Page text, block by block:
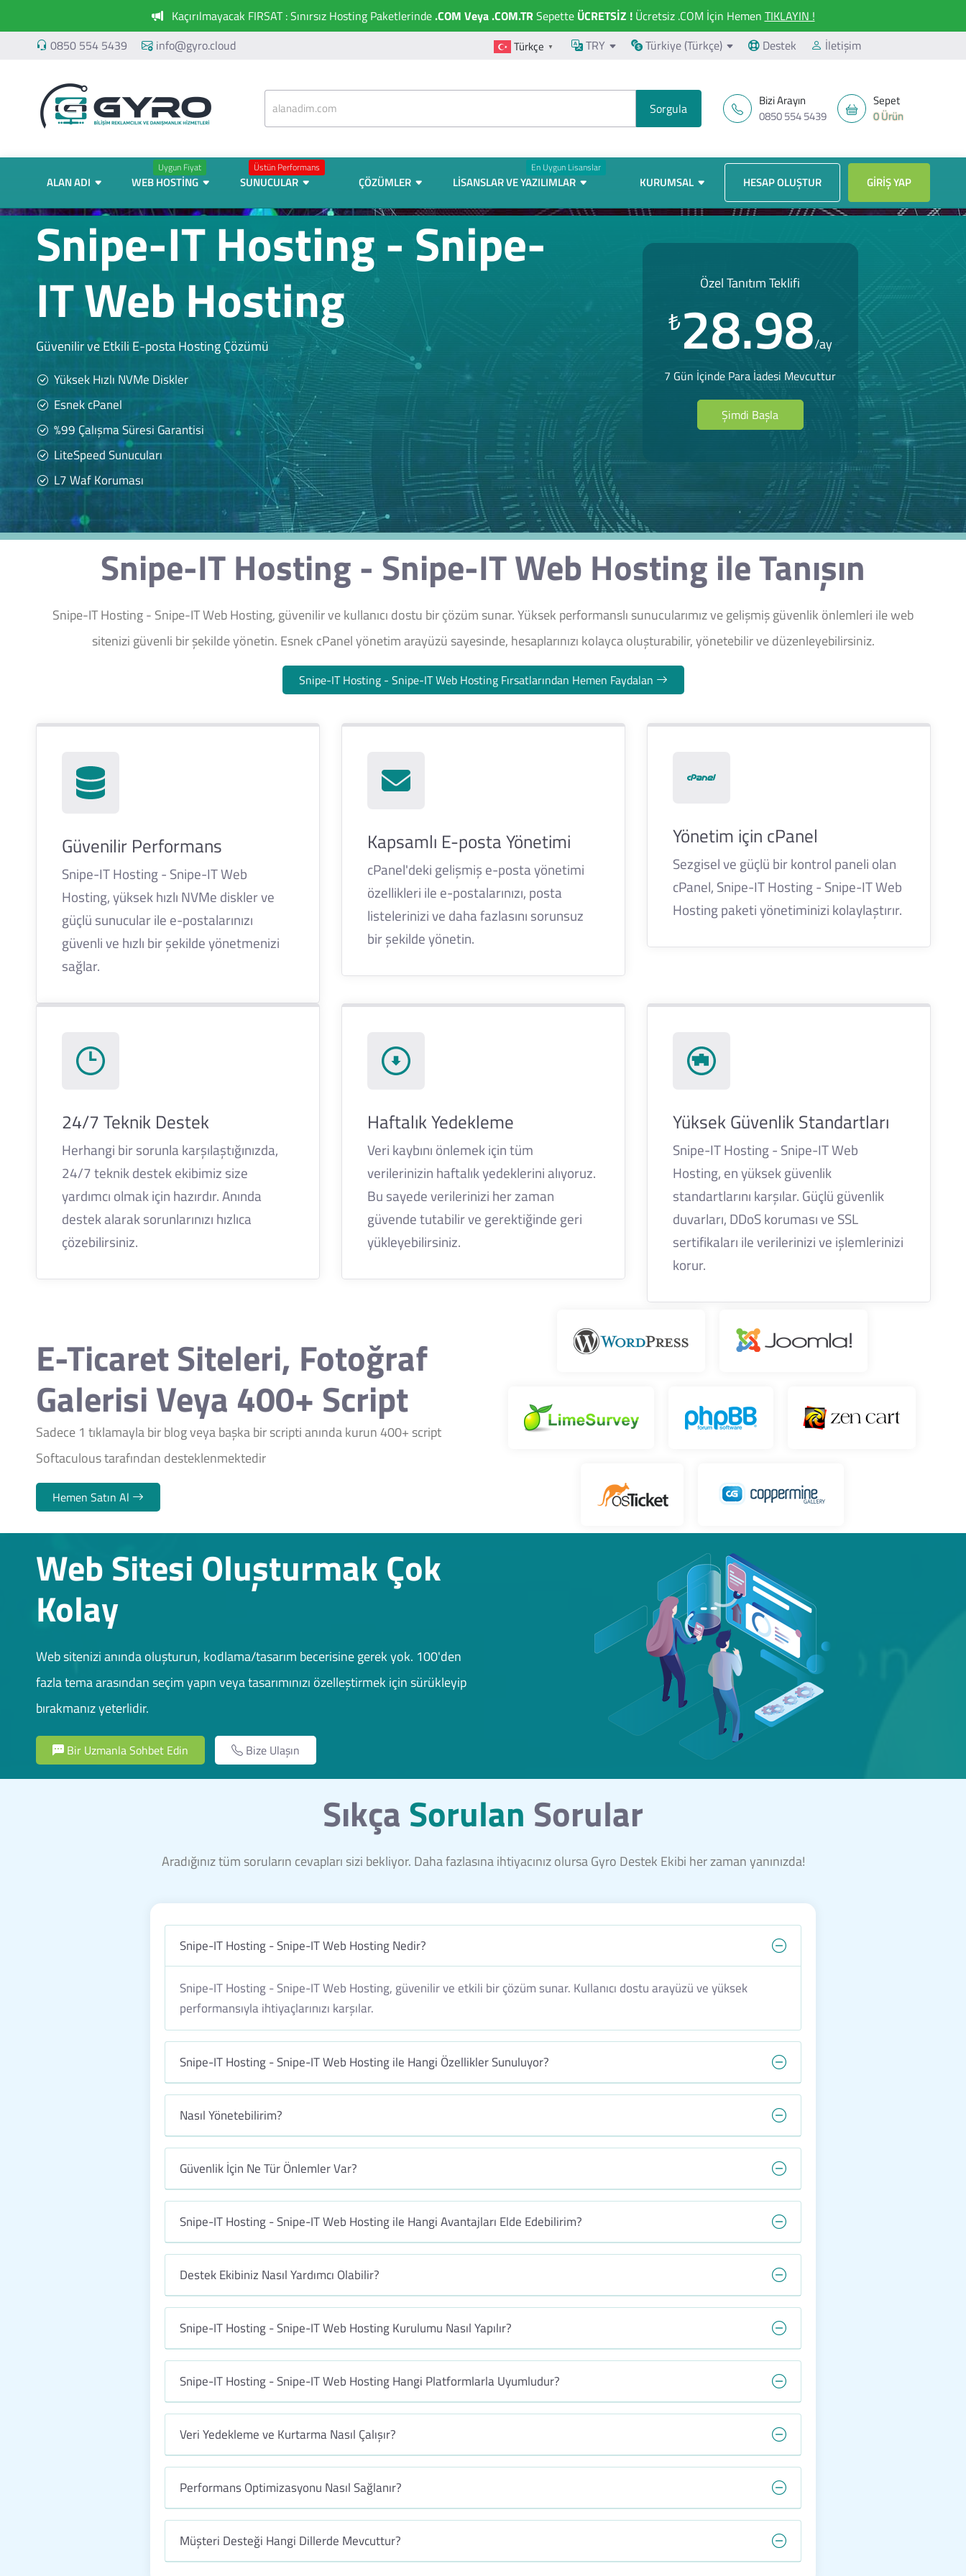
Kaçırılmayacak FIRSAT : Sınırsız Hosting Paketlerinde .COM Veya .COM.TRSepette ÜCRETSİZ !Ücretsiz .COM İçin Hemen TIKLAYIN !
0850 554 5439
info@gyro.cloud Türkçe ▼ TRY Türkiye (Türkçe) Destek İletişim
Bizi Arayın
0850 554 5439
Sepet
0 Ürün
ALAN ADI
Uygun Fiyat
WEB HOSTING
Üstün Performans
SUNUCULAR ÇÖZÜMLER
En Uygun Lisanslar
LISANSLAR VE YAZILIMLAR KURUMSAL HESAP OLUŞTUR GIRIŞ YAP
Snipe-IT Hosting - Snipe-
IT Web Hosting
Güvenilir ve Etkili E-posta Hosting Çözümü
Yüksek Hızlı NVMe Diskler
Esnek cPanel
%99 Çalışma Süresi Garantisi
LiteSpeed Sunucuları
L7 Waf Koruması
Özel Tanıtım Teklifi
₺28.98/ay
7 Gün İçinde Para İadesi Mevcuttur
Şimdi Başla
Snipe-IT Hosting - Snipe-IT Web Hosting ile Tanışın
Snipe-IT Hosting - Snipe-IT Web Hosting, güvenilir ve kullanıcı dostu bir çözüm sunar. Yüksek performanslı sunucularımız ve gelişmiş güvenlik önlemleri ile web
sitenizi güvenli bir şekilde yönetin. Esnek cPanel yönetim arayüzü sayesinde, hesaplarınızı kolayca oluşturabilir, yönetebilir ve düzenleyebilirsiniz.
Snipe-IT Hosting - Snipe-IT Web Hosting Fırsatlarından Hemen Faydalan
Güvenilir Performans
Snipe-IT Hosting - Snipe-IT Web
Hosting, yüksek hızlı NVMe diskler ve
güçlü sunucular ile e-postalarınızı
güvenli ve hızlı bir şekilde yönetmenizi
sağlar.
Kapsamlı E-posta Yönetimi
cPanel'deki gelişmiş e-posta yönetimi
özellikleri ile e-postalarınızı, posta
listelerinizi ve daha fazlasını sorunsuz
bir şekilde yönetin.
Yönetim için cPanel
Sezgisel ve güçlü bir kontrol paneli olan
cPanel, Snipe-IT Hosting - Snipe-IT Web
Hosting paketi yönetiminizi kolaylaştırır.
24/7 Teknik Destek
Herhangi bir sorunla karşılaştığınızda,
24/7 teknik destek ekibimiz size
yardımcı olmak için hazırdır. Anında
destek alarak sorunlarınızı hızlıca
çözebilirsiniz.
Haftalık Yedekleme
Veri kaybını önlemek için tüm
verilerinizin haftalık yedeklerini alıyoruz.
Bu sayede verilerinizi her zaman
güvende tutabilir ve gerektiğinde geri
yükleyebilirsiniz.
Yüksek Güvenlik Standartları
Snipe-IT Hosting - Snipe-IT Web
Hosting, en yüksek güvenlik
standartlarını karşılar. Güçlü güvenlik
duvarları, DDoS koruması ve SSL
sertifikaları ile verilerinizi ve işlemlerinizi
korur.
E-Ticaret Siteleri, Fotoğraf
Galerisi Veya 400+ Script
Sadece 1 tıklamayla bir blog veya başka bir scripti anında kurun 400+ script
Softaculous tarafından desteklenmektedir
Hemen Satın Al
Web Sitesi Oluşturmak Çok
Kolay
Web sitenizi anında oluşturun, kodlama/tasarım becerisine gerek yok. 100'den
fazla tema arasından seçim yapın veya tasarımınızı özelleştirmek için sürükleyip
bırakmanız yeterlidir.
Bir Uzmanla Sohbet Edin Bize Ulaşın
SıkçaSorulan Sorular
Aradığınız tüm soruların cevapları sizi bekliyor. Daha fazlasına ihtiyacınız olursa Gyro Destek Ekibi her zaman yanınızda!
Snipe-IT Hosting - Snipe-IT Web Hosting Nedir?
Snipe-IT Hosting - Snipe-IT Web Hosting, güvenilir ve etkili bir çözüm sunar. Kullanıcı dostu arayüzü ve yüksek
performansıyla ihtiyaçlarınızı karşılar.
Snipe-IT Hosting - Snipe-IT Web Hosting ile Hangi Özellikler Sunuluyor?
Nasıl Yönetebilirim?
Güvenlik İçin Ne Tür Önlemler Var?
Snipe-IT Hosting - Snipe-IT Web Hosting ile Hangi Avantajları Elde Edebilirim?
Destek Ekibiniz Nasıl Yardımcı Olabilir?
Snipe-IT Hosting - Snipe-IT Web Hosting Kurulumu Nasıl Yapılır?
Snipe-IT Hosting - Snipe-IT Web Hosting Hangi Platformlarla Uyumludur?
Veri Yedekleme ve Kurtarma Nasıl Çalışır?
Performans Optimizasyonu Nasıl Sağlanır?
Müşteri Desteği Hangi Dillerde Mevcuttur?